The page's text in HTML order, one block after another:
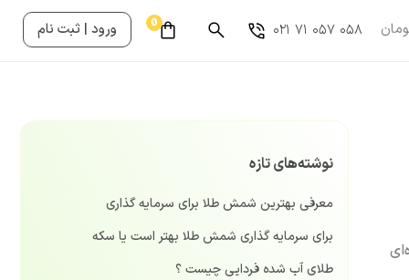
۰۲۱ ۷۱ ۰۵۷ ۰۵۸ ورود | ثبت نام
نوشته‌های تازه
معرفی بهترین شمش طلا برای سرمایه گذاری
برای سرمایه گذاری شمش طلا بهتر است یا سکه
طلای آب شده فردایی چیست ؟